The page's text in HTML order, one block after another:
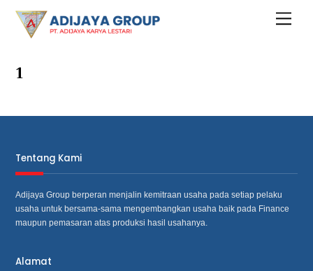
content
Menu
1
Tentang Kami
Adijaya Group berperan menjalin kemitraan usaha pada setiap pelaku
usaha untuk bersama‐sama mengembangkan usaha baik pada Finance
maupun pemasaran atas produksi hasil usahanya.
Alamat